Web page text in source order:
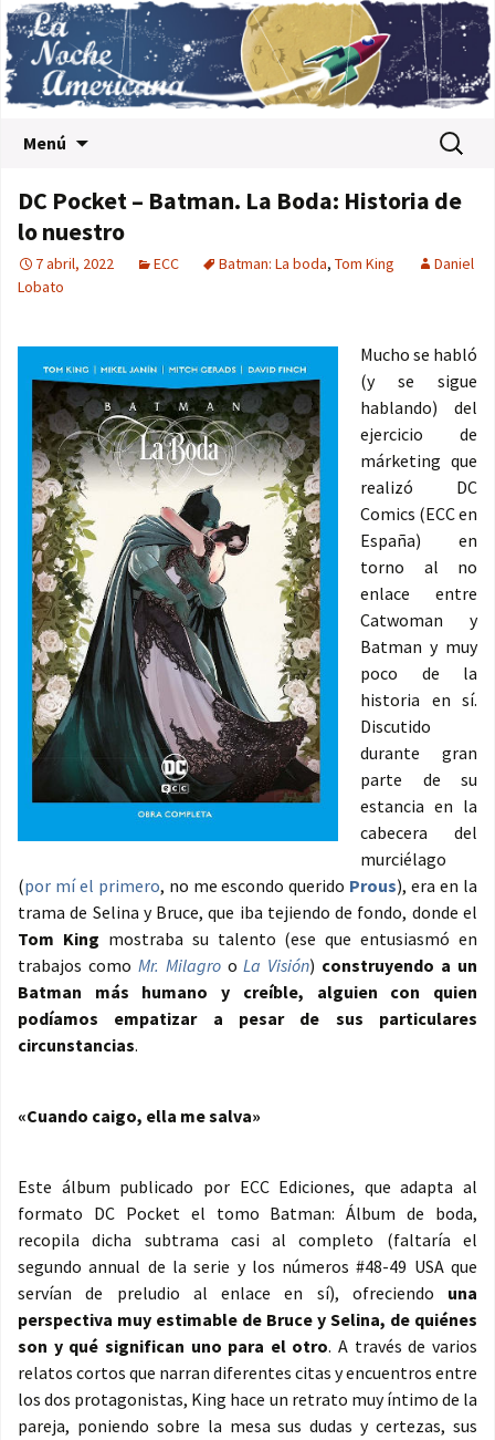
Menú Buscar:
DC Pocket – Batman. La Boda: Historia de
lo nuestro
7 abril, 2022 ECC Batman: La boda, Tom King
Daniel
Lobato
Mucho se habló
(y se sigue
hablando) del
ejercicio de
márketing que
realizó DC
Comics (ECC en
España) en
torno al no
enlace entre
Catwoman y
Batman y muy
poco de la
historia en sí.
Discutido
durante gran
parte de su
estancia en la
cabecera del
murciélago
(por mí el primero, no me escondo querido Prous), era en la
trama de Selina y Bruce, que iba tejiendo de fondo, donde el
Tom King mostraba su talento (ese que entusiasmó en
trabajos como Mr. MilagrooLa Visión) construyendo a un
Batman más humano y creíble, alguien con quien
podíamos empatizar a pesar de sus particulares
circunstancias.
«Cuando caigo, ella me salva»
Este álbum publicado por ECC Ediciones, que adapta al
formato DC Pocket el tomo Batman: Álbum de boda,
recopila dicha subtrama casi al completo (faltaría el
segundo annual de la serie y los números #48-49 USA que
servían de preludio al enlace en sí), ofreciendo una
perspectiva muy estimable de Bruce y Selina, de quiénes
son y qué significan uno para el otro. A través de varios
relatos cortos que narran diferentes citas y encuentros entre
los dos protagonistas, King hace un retrato muy íntimo de la
pareja, poniendo sobre la mesa sus dudas y certezas, sus